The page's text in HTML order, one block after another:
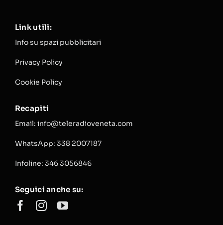
Link utili:
Info su spazi pubblicitari
Privacy Policy
Cookie Policy
Recapiti
Email: info@teleradioveneta.com
WhatsApp: 338 2007187
Infoline: 346 3056846
Seguici anche su: